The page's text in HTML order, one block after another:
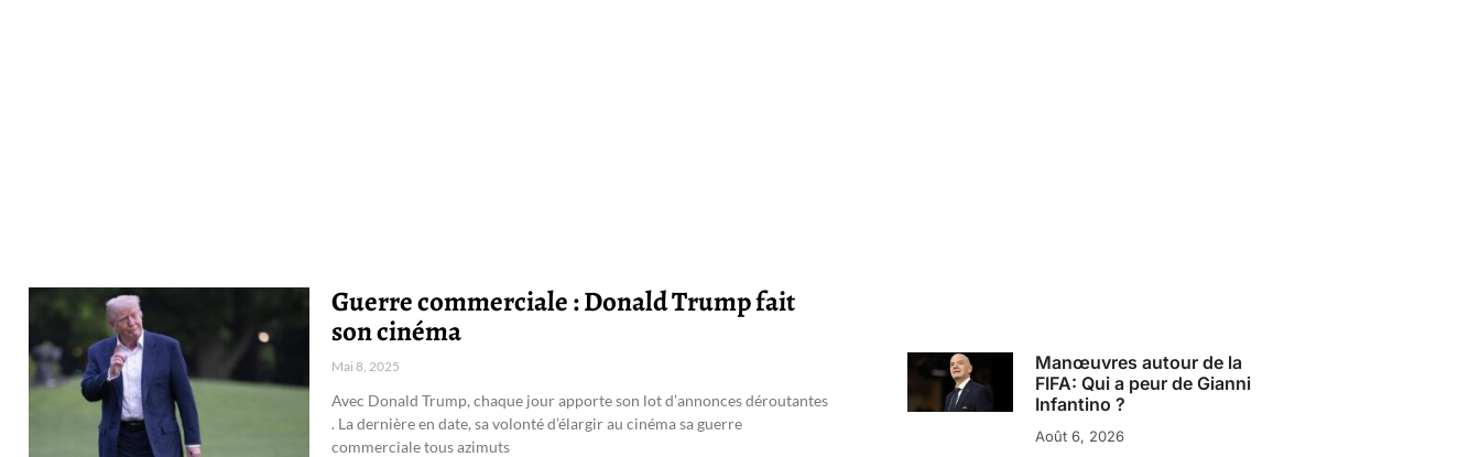
Guerre commerciale : Donald Trump fait
son cinéma
Mai 8, 2025
Avec Donald Trump, chaque jour apporte son lot d’annonces déroutantes
. La dernière en date, sa volonté d’élargir au cinéma sa guerre
commerciale tous azimuts
Manœuvres autour de la
FIFA: Qui a peur de Gianni
Infantino ?
Août 6, 2026